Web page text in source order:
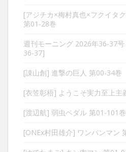
[アジチカ×梅村真也×フクイタ
第01-28巻
週刊モーニング 2026年36-37
36-37]
[諌山創] 進撃の巨人 第00-34巻
[衣笠彰梧] ようこそ実力至上主
[渡辺航] 弱虫ペダル 第01-101巻
[ONEx村田雄介] ワンパンマン